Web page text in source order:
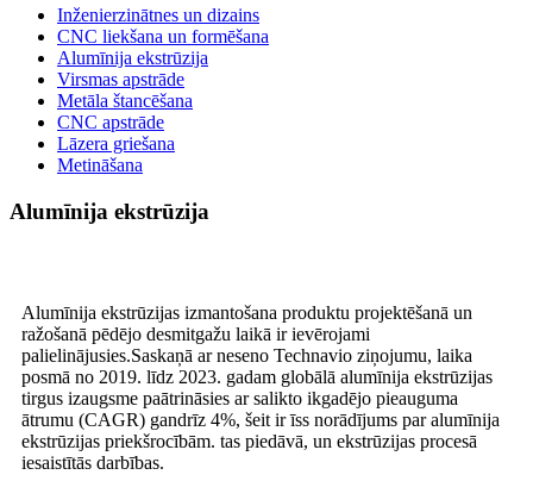
Inženierzinātnes un dizains
CNC liekšana un formēšana
Alumīnija ekstrūzija
Virsmas apstrāde
Metāla štancēšana
CNC apstrāde
Lāzera griešana
Metināšana
Alumīnija ekstrūzija
Alumīnija ekstrūzijas izmantošana produktu projektēšanā un
ražošanā pēdējo desmitgažu laikā ir ievērojami
palielinājusies.Saskaņā ar neseno Technavio ziņojumu, laika
posmā no 2019. līdz 2023. gadam globālā alumīnija ekstrūzijas
tirgus izaugsme paātrināsies ar salikto ikgadējo pieauguma
ātrumu (CAGR) gandrīz 4%, šeit ir īss norādījums par alumīnija
ekstrūzijas priekšrocībām. tas piedāvā, un ekstrūzijas procesā
iesaistītās darbības.